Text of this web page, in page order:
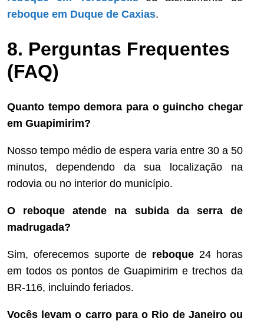
reboque em Duque de Caxias.
8. Perguntas Frequentes
(FAQ)
Quanto tempo demora para o guincho chegar
em Guapimirim?
Nosso tempo médio de espera varia entre 30 a 50
minutos, dependendo da sua localização na
rodovia ou no interior do município.
O reboque atende na subida da serra de
madrugada?
Sim, oferecemos suporte de reboque 24 horas
em todos os pontos de Guapimirim e trechos da
BR-116, incluindo feriados.
Vocês levam o carro para o Rio de Janeiro ou